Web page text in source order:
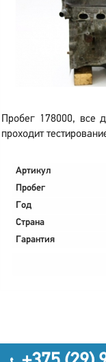
Пробег 178000,
проходит
Артикул
Пробег
Год
Страна
Гарантия